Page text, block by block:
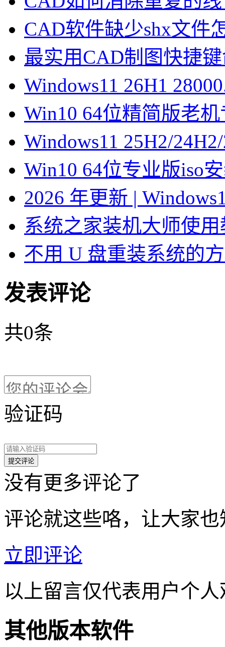
CAD软件缺少shx文件
最实用CAD制图快捷
Windows11 26H1
Win10 64位精简版老
Windows11 25H2/
Win10 64位专业版iso
2026 年更新 |
系统之家装机大师使
不用 U 盘重装系统的
发表评论
共0条
验证码
没有更多评论了
评论就这些咯，让大家
立即评论
以上留言仅代表用户个
其他版本软件